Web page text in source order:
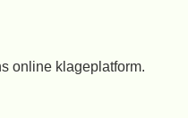
online klageplatform.